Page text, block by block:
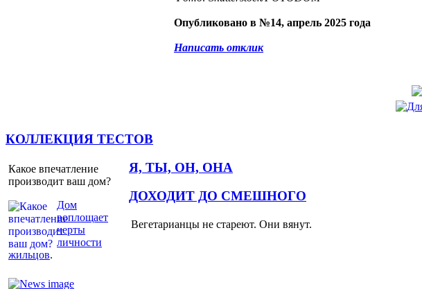
Опубликовано в №14, апрель 2025 года
Написать отклик
КОЛЛЕКЦИЯ ТЕСТОВ
Какое впечатление
производит ваш дом?
Дом
воплощает
черты
личности
жильцов.
Я, ТЫ, ОН, ОНА
ДОХОДИТ ДО СМЕШНОГО
Вегетарианцы не стареют. Они вянут.